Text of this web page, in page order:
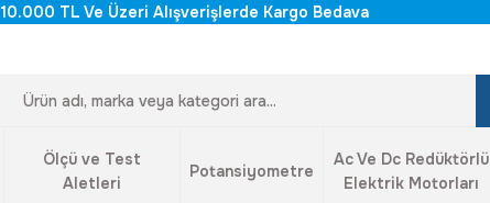
10.000 TL Ve Üzeri Alışverişlerde Kargo Bedava
Ölçü ve Test
Aletleri
Potansiyometre
Ac Ve Dc Redüktörlü
Elektrik Motorları